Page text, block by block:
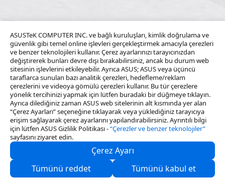
ASUSTeK COMPUTER INC. ve bağlı kuruluşları, kimlik doğrulama ve
güvenlik gibi temel online işlevleri gerçekleştirmek amacıyla çerezleri
ve benzer teknolojileri kullanır. Çerez ayarlarınızı tarayıcınızdan
değiştirerek bunları devre dışı bırakabilirsiniz, ancak bu durum web
sitesinin işlevlerini etkileyebilir. Ayrıca ASUS; ASUS veya üçüncü
taraflarca sunulan bazı analitik çerezleri, hedefleme/reklam
çerezlerini ve videoya gömülü çerezleri kullanır. Bu tür çerezlere
yönelik tercihinizi yapmak için lütfen buradaki bir düğmeye tıklayın.
Ayrıca dilediğiniz zaman ASUS web sitelerinin alt kısmında yer alan
“Çerez Ayarları” seçeneğine tıklayarak veya yüklediğiniz tarayıcıya
erişim sağlayarak çerez ayarlarını yapılandırabilirsiniz. Ayrıntılı bilgi
için lütfen ASUS Gizlilik Politikası -“Çerezler ve benzer teknolojiler”
sayfasını ziyaret edin.
Çerez Ayarı
Tümünü reddet
Tümünü kabul et
Hakkımızda